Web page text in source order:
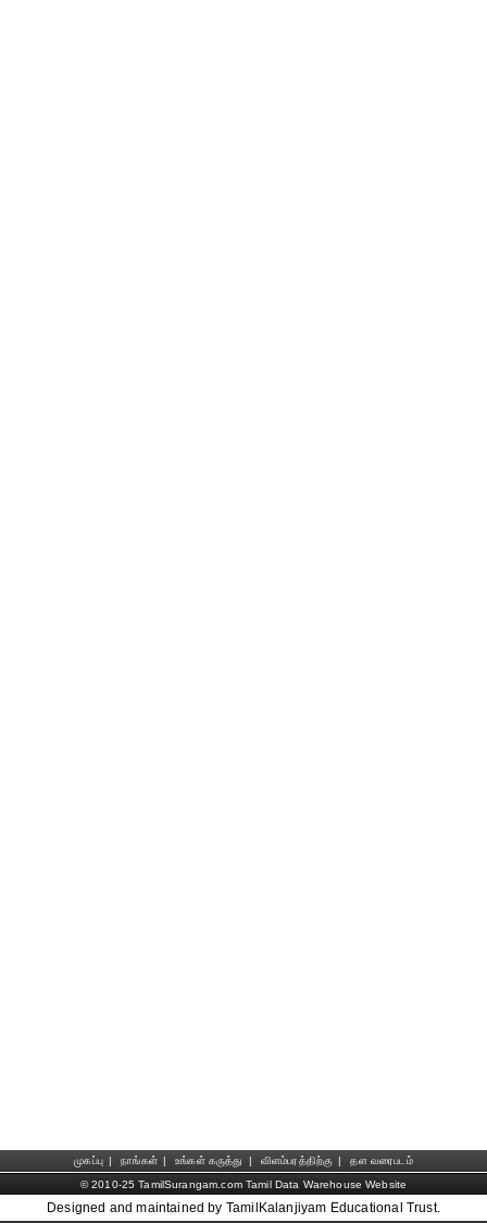
முகப்பு | நாங்கள் | உங்கள் கருத்து | விளம்பரத்திற்கு |
தள வரைபடம்
© 2010-25 TamilSurangam.com Tamil Data Warehouse Website
Designed and maintained by TamilKalanjiyam Educational Trust.